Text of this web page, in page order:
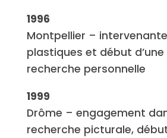
1996
Montpellier –
plastiques et début d’une
recherche personnelle
1999
Drôme – engagement
recherche picturale,